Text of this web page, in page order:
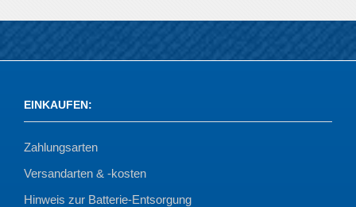
EINKAUFEN:
Zahlungsarten
Versandarten & -kosten
Hinweis zur Batterie-Entsorgung